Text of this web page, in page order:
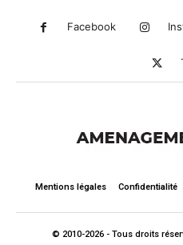
Facebook
Mentions légales Confidentialité
© 2010-2026 - Tous droits